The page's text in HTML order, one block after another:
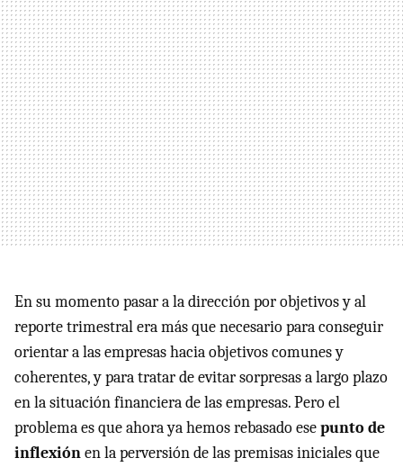
En su momento pasar a la dirección por objetivos y al
reporte trimestral era más que necesario para conseguir
orientar a las empresas hacia objetivos comunes y
coherentes, y para tratar de evitar sorpresas a largo plazo
en la situación financiera de las empresas. Pero el
problema es que ahora ya hemos rebasado esepunto de
inflexiónen la perversión de las premisas iniciales que